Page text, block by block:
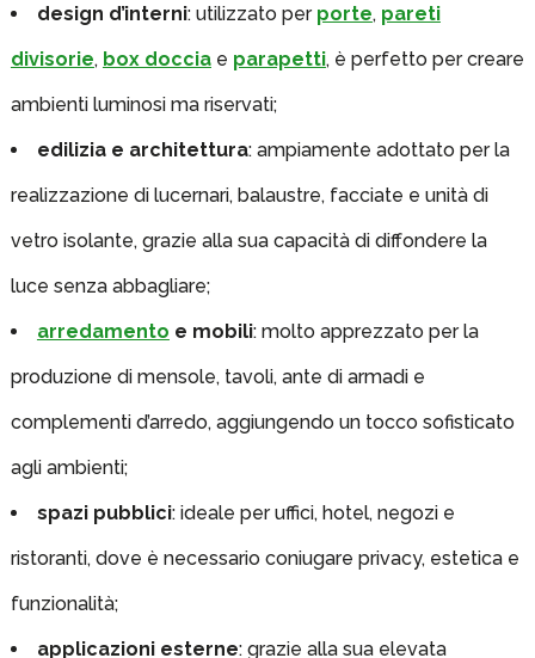
design d’interni: utilizzato per porte, pareti
divisorie, box docciae parapetti, è perfetto per creare
ambienti luminosi ma riservati;
edilizia e architettura: ampiamente adottato per la
realizzazione di lucernari, balaustre, facciate e unità di
vetro isolante, grazie alla sua capacità di diffondere la
luce senza abbagliare;
arredamento e mobili: molto apprezzato per la
produzione di mensole, tavoli, ante di armadi e
complementi d’arredo, aggiungendo un tocco sofisticato
agli ambienti;
spazi pubblici: ideale per uffici, hotel, negozi e
ristoranti, dove è necessario coniugare privacy, estetica e
funzionalità;
applicazioni esterne: grazie alla sua elevata